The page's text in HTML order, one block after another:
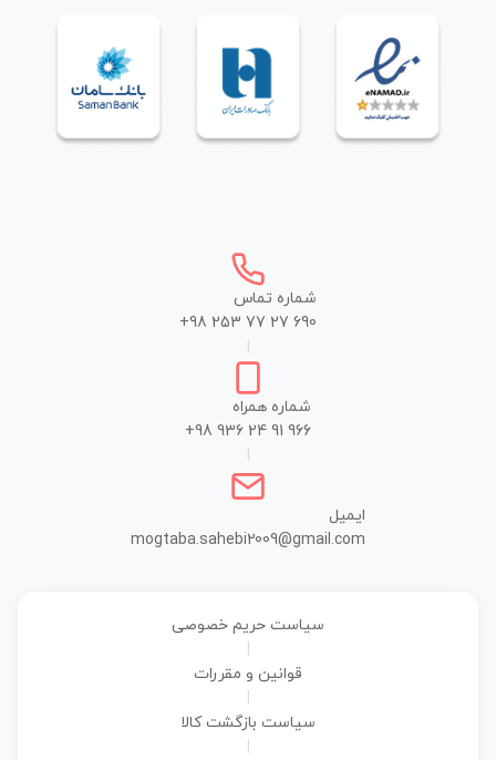
شماره تماس
+98 253 77 27 690
شماره همراه
+98 936 24 91 966
ایمیل
mogtaba.sahebi2009@gmail.com
سیاست حریم خصوصی
قوانین و مقررات
سیاست بازگشت کالا